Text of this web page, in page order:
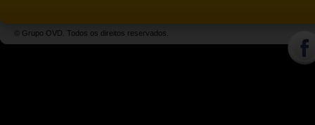
© Grupo OVD. Todos os direitos reservados.